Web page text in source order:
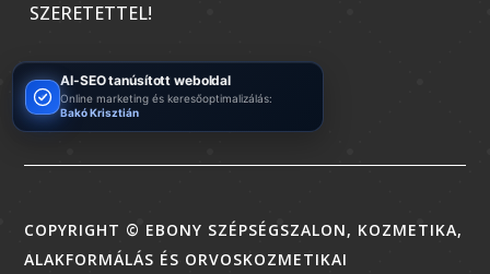
SZERETETTEL!
AI-SEO tanúsított weboldal
Online marketing és keresőoptimalizálás:
Bakó Krisztián
COPYRIGHT © EBONY SZÉPSÉGSZALON, KOZMETIKA,
ALAKFORMÁLÁS ÉS ORVOSKOZMETIKAI